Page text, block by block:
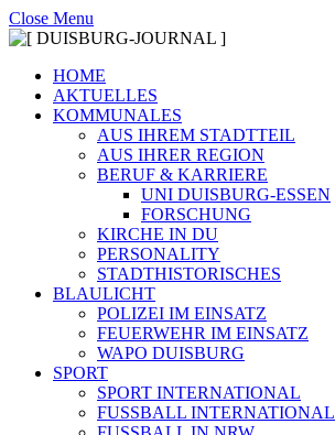
Close Menu
HOME
AKTUELLES
KOMMUNALES
AUS IHREM STADTTEIL
AUS IHRER REGION
BERUF & KARRIERE
UNI DUISBURG-ESSEN
FORSCHUNG
KIRCHE IN DU
PERSONALITY
STADTHISTORISCHES
BLAULICHT
POLIZEI IM EINSATZ
FEUERWEHR IM EINSATZ
WAPO DUISBURG
SPORT
SPORT INTERNATIONAL
FUSSBALL INTERNATIONAL